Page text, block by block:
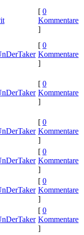
[ 0
Kommentare
]
[ 0
Kommentare
]
[ 0
Kommentare
]
[ 0
Kommentare
]
[ 0
Kommentare
]
[ 0
Kommentare
]
[ 0
Kommentare
]